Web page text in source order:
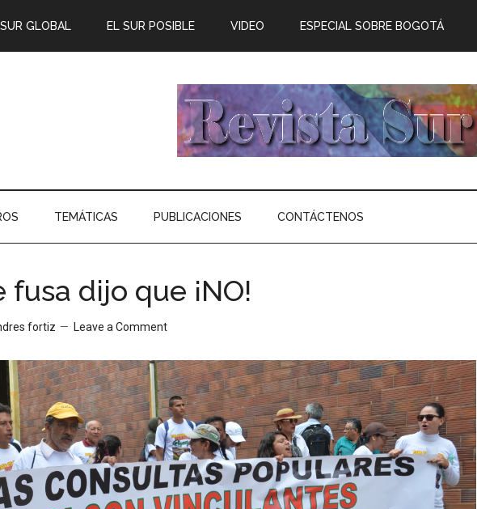
SUR GLOBAL EL SUR POSIBLE VIDEO ESPECIAL SOBRE BOGOTÁ
TEMÁTICAS PUBLICACIONES CONTÁCTENOS
fusa dijo que ¡NO!
fortiz Leave a Comment